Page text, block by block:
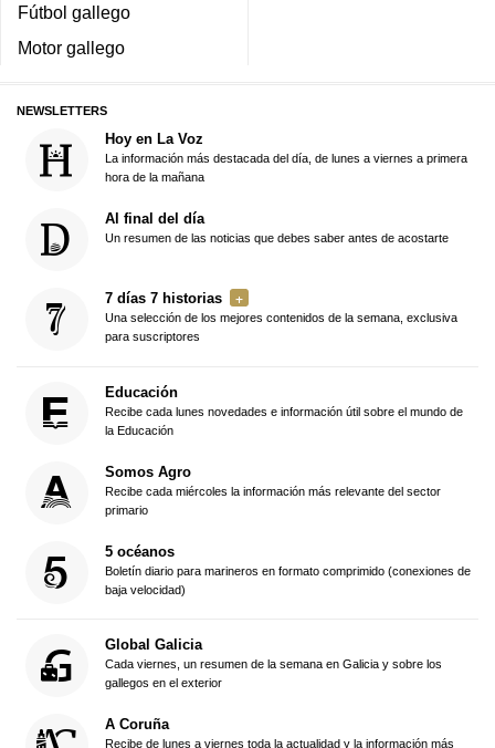
Fútbol gallego
Motor gallego
NEWSLETTERS
Hoy en La Voz
La información más destacada del día, de lunes a viernes a primera
hora de la mañana
Al final del día
Un resumen de las noticias que debes saber antes de acostarte
7 días 7 historias
Una selección de los mejores contenidos de la semana, exclusiva
para suscriptores
Educación
Recibe cada lunes novedades e información útil sobre el mundo de
la Educación
Somos Agro
Recibe cada miércoles la información más relevante del sector
primario
5 océanos
Boletín diario para marineros en formato comprimido (conexiones de
baja velocidad)
Global Galicia
Cada viernes, un resumen de la semana en Galicia y sobre los
gallegos en el exterior
A Coruña
Recibe de lunes a viernes toda la actualidad y la información más